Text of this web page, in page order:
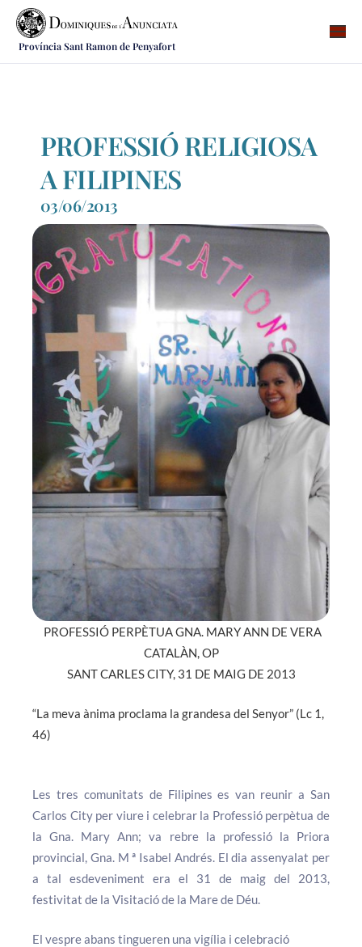
Província Sant Ramon de Penyafort
Qui som
Vocacions
Notícies
Recursos
Contacte
PROFESSIÓ RELIGIOSA
A FILIPINES
03/06/2013
PROFESSIÓ PERPÈTUA GNA. MARY ANN DE VERA
CATALÀN, OP
SANT CARLES CITY, 31 DE MAIG DE 2013
“La meva ànima proclama la grandesa del Senyor” (Lc 1,
46)
Les tres comunitats de Filipines es van reunir a San
Carlos City per viure i celebrar la Professió perpètua de
la Gna. Mary Ann; va rebre la professió la Priora
provincial, Gna. M ª Isabel Andrés. El dia assenyalat per
a tal esdeveniment era el 31 de maig del 2013,
festivitat de la Visitació de la Mare de Déu.
El vespre abans tingueren una vigília i celebració